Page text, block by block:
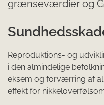
grænseværdier og
Reproduktions- og
i den almindelige
eksem og forværring af
effekt for